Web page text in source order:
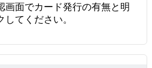
画面でカード発行の有無と明
てください。